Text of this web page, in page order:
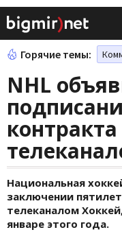
Горячие темы:
NHL
Национальная
заключении
телеканалом
январе этого года.